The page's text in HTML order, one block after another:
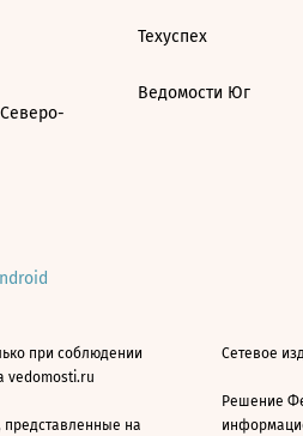
Техуспех
Ведомости Юг
при соблюдении
vedomosti.ru
представленные на
Сетевое
Решение